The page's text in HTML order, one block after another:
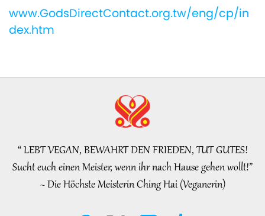
www.GodsDirectContact.org.tw/eng/cp/in
dex.htm
“ LEBT VEGAN, BEWAHRT DEN FRIEDEN, TUT GUTES!
Sucht euch einen Meister, wenn ihr nach Hause gehen wollt!”
~ Die Höchste Meisterin Ching Hai (Veganerin)